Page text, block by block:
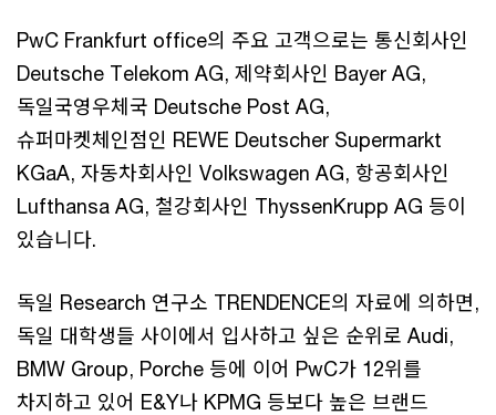
PwC Frankfurt office의 주요 고객으로는 통신회사인
Deutsche Telekom AG, 제약회사인 Bayer AG,
독일국영우체국 Deutsche Post AG,
슈퍼마켓체인점인 REWE Deutscher Supermarkt
KGaA, 자동차회사인 Volkswagen AG, 항공회사인
Lufthansa AG, 철강회사인 ThyssenKrupp AG 등이
있습니다.
독일 Research 연구소 TRENDENCE의 자료에 의하면,
독일 대학생들 사이에서 입사하고 싶은 순위로 Audi,
BMW Group, Porche 등에 이어 PwC가 12위를
차지하고 있어 E&Y나 KPMG 등보다 높은 브랜드